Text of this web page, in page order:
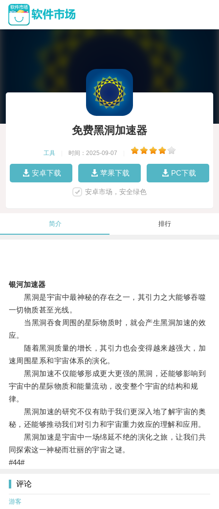
免费黑洞加速器
工具 时间：2025-09-07
安卓下载 苹果下载 PC下载
安卓市场，安全绿色
简介 排行
银河加速器
黑洞是宇宙中最神秘的存在之一，其引力之大能够吞噬
一切物质甚至光线。
当黑洞吞食周围的星际物质时，就会产生黑洞加速的效
应。
随着黑洞质量的增长，其引力也会变得越来越强大，加
速周围星系和宇宙体系的演化。
黑洞加速不仅能够形成更大更强的黑洞，还能够影响到
宇宙中的星际物质和能量流动，改变整个宇宙的结构和规
律。
黑洞加速的研究不仅有助于我们更深入地了解宇宙的奥
秘，还能够推动我们对引力和宇宙重力效应的理解和应用。
黑洞加速是宇宙中一场绵延不绝的演化之旅，让我们共
同探索这一神秘而壮丽的宇宙之谜。
#44#
评论
游客